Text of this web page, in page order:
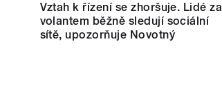
Vztah k řízení se zhoršuje. Lidé za
volantem běžně sledují sociální
sítě, upozorňuje Novotný